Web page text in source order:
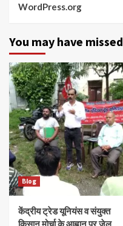
WordPress.org
You may have missed
Blog
केंद्रीय ट्रेड यूनियंस व संयुक्त